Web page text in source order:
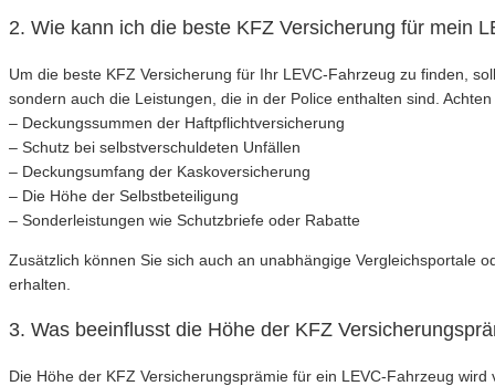
2. Wie kann ich die beste KFZ Versicherung für mein
Um die beste KFZ Versicherung für Ihr LEVC-Fahrzeug zu finden,
sondern auch die Leistungen, die in der Police enthalten sind.
– Deckungssummen der Haftpflichtversicherung
– Schutz bei selbstverschuldeten Unfällen
– Deckungsumfang der Kaskoversicherung
– Die Höhe der Selbstbeteiligung
– Sonderleistungen wie Schutzbriefe oder Rabatte
Zusätzlich können Sie sich auch an unabhängige Vergleichsportale
erhalten.
3. Was beeinflusst die Höhe der KFZ
Die Höhe der KFZ Versicherungsprämie für ein LEVC-Fahrzeug